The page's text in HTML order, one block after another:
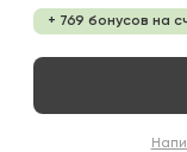
+ 769 бонусов на